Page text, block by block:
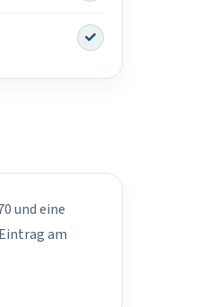
Yes
und eine
am